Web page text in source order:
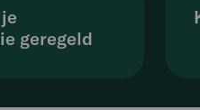
geregeld